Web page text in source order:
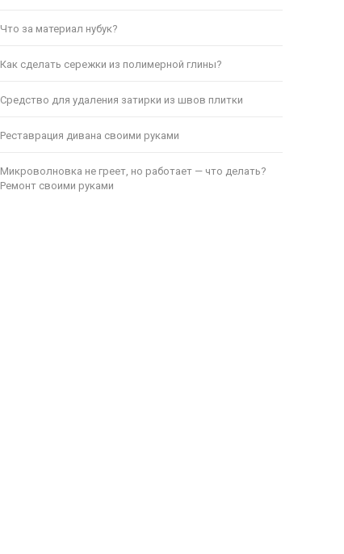
Что за материал нубук?
Как сделать сережки из полимерной глины?
Средство для удаления затирки из швов плитки
Реставрация дивана своими руками
Микроволновка не греет, но работает — что делать?
Ремонт своими руками